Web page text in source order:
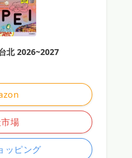
北 2026~2027
場
ッピング